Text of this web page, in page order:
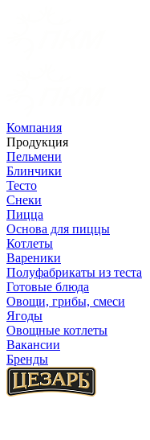
Компания
Продукция
Пельмени
Блинчики
Тесто
Снеки
Пицца
Основа для пиццы
Котлеты
Вареники
Полуфабрикаты из теста
Готовые блюда
Овощи, грибы, смеси
Ягоды
Овощные котлеты
Вакансии
Бренды